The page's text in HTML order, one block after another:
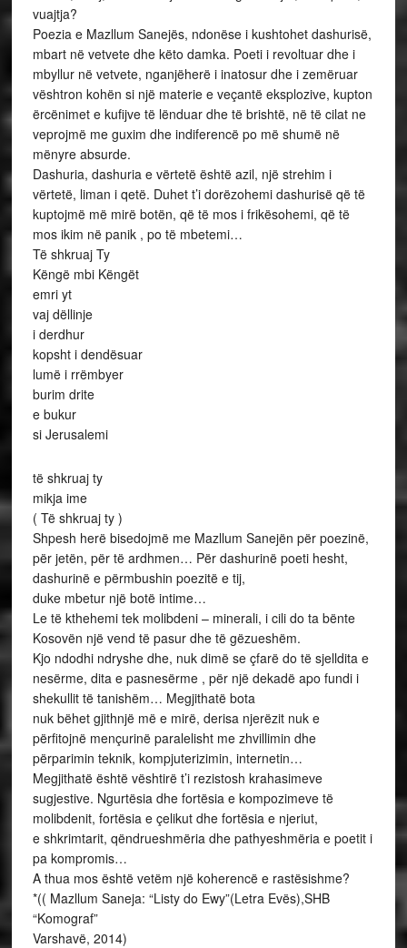
vuajtja?
Poezia e Mazllum Sanejës, ndonëse i kushtohet dashurisë,
mbart në vetvete dhe këto damka. Poeti i revoltuar dhe i
mbyllur në vetvete, nganjëherë i inatosur dhe i zemëruar
vështron kohën si një materie e veçantë eksplozive, kupton
ërcënimet e kufijve të lënduar dhe të brishtë, në të cilat ne
veprojmë me guxim dhe indiferencë po më shumë në
mënyre absurde.
Dashuria, dashuria e vërtetë është azil, një strehim i
vërtetë, liman i qetë. Duhet t’i dorëzohemi dashurisë që të
kuptojmë më mirë botën, që të mos i frikësohemi, që të
mos ikim në panik , po të mbetemi…
Të shkruaj Ty
Këngë mbi Këngët
emri yt
vaj dëllinje
i derdhur
kopsht i dendësuar
lumë i rrëmbyer
burim drite
e bukur
si Jerusalemi
të shkruaj ty
mikja ime
( Të shkruaj ty )
Shpesh herë bisedojmë me Mazllum Sanejën për poezinë,
për jetën, për të ardhmen… Për dashurinë poeti hesht,
dashurinë e përmbushin poezitë e tij,
duke mbetur një botë intime…
Le të kthehemi tek molibdeni – minerali, i cili do ta bënte
Kosovën një vend të pasur dhe të gëzueshëm.
Kjo ndodhi ndryshe dhe, nuk dimë se çfarë do të sjelldita e
nesërme, dita e pasnesërme , për një dekadë apo fundi i
shekullit të tanishëm… Megjithatë bota
nuk bëhet gjithnjë më e mirë, derisa njerëzit nuk e
përfitojnë mençurinë paralelisht me zhvillimin dhe
përparimin teknik, kompjuterizimin, internetin…
Megjithatë është vështirë t’i rezistosh krahasimeve
sugjestive. Ngurtësia dhe fortësia e kompozimeve të
molibdenit, fortësia e çelikut dhe fortësia e njeriut,
e shkrimtarit, qëndrueshmëria dhe pathyeshmëria e poetit i
pa kompromis…
A thua mos është vetëm një koherencë e rastësishme?
*(( Mazllum Saneja: “Listy do Ewy”(Letra Evës),SHB
“Komograf”
Varshavë, 2014)